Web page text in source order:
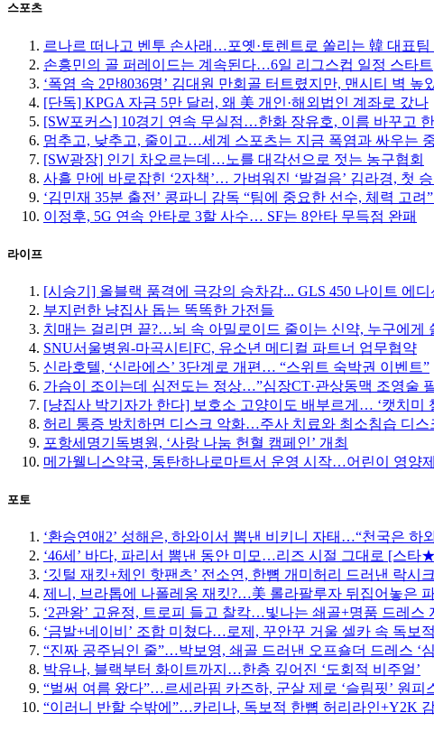
스포츠
르나르 떠나고 벤투 손사래…포옛·토렌트로 쏠리는 韓 대표팀
손흥민의 골 퍼레이드는 계속된다…6일 리그스컵 일정 스타트
‘폭염 속 2만8036명’ 김대원 만회골 터트렸지만, 맨시티 벽
[단독] KPGA 자금 5만 달러, 왜 美 개인·해외법인 계좌로 갔나
[SW포커스] 10경기 연속 무실점…한화 장유호, 이름 바꾸고
멈추고, 낮추고, 줄이고…세계 스포츠는 지금 폭염과 싸우는
[SW광장] 인기 차오르는데…노를 대각선으로 젓는 농구협회
사흘 만에 바로잡힌 ‘2자책’… 가벼워진 ‘발걸음’ 김라경, 첫
‘김민재 35분 출전’ 콩파니 감독 “팀에 중요한 선수, 체력 고
이정후, 5G 연속 안타로 3할 사수… SF는 8안타 무득점 완패
라이프
[시승기] 올블랙 품격에 극강의 승차감... GLS 450 나이트 에디
부지런한 냥집사 돕는 똑똑한 가전들
치매는 걸리면 끝?…뇌 속 아밀로이드 줄이는 신약, 누구에게
SNU서울병원-마곡시티FC, 유소년 메디컬 파트너 업무협약
신라호텔, ‘신라에스’ 3단계로 개편… “스위트 숙박권 이벤트”
가슴이 조이는데 심전도는 정상…”심장CT·관상동맥 조영술
[냥집사 박기자가 한다] 보호소 고양이도 배부르게… ‘캣치미
허리 통증 방치하면 디스크 악화…주사 치료와 최소침습 디스
포항세명기독병원, ‘사랑 나눔 헌혈 캠페인’ 개최
메가웰니스약국, 동탄하나로마트서 운영 시작…어린이 영양
포토
‘환승연애2’ 성해은, 하와이서 뽐낸 비키니 자태…“천국은
‘46세’ 바다, 파리서 뽐낸 동안 미모…리즈 시절 그대로 [스타
‘깃털 재킷+체인 핫팬츠’ 전소연, 한뼘 개미허리 드러낸 락시
제니, 브라톱에 나폴레옹 재킷?…美 롤라팔루자 뒤집어놓은
‘2관왕’ 고윤정, 트로피 들고 찰칵…빛나는 쇄골+명품 드레
‘금발+네이비’ 조합 미쳤다…로제, 꾸안꾸 거울 셀카 속 독보
“진짜 공주님인 줄”…박보영, 쇄골 드러낸 오프숄더 드레스 ‘
박유나, 블랙부터 화이트까지…한층 깊어진 ‘도회적 비주얼’
“벌써 여름 왔다”…르세라핌 카즈하, 군살 제로 ‘슬림핏’ 원
“이러니 반할 수밖에”…카리나, 독보적 한뼘 허리라인+Y2K